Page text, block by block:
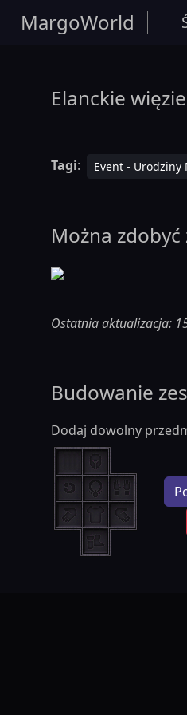
MargoWorld
Elanckie
Tagi: Event - Urodziny
Można zdobyć
Ostatnia aktualizacja:
Budowanie
Dodaj dowolny